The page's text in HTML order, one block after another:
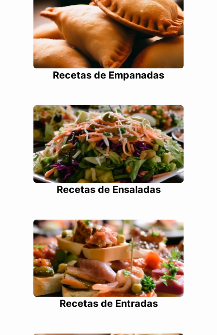
Recetas de Empanadas
Recetas de Ensaladas
Recetas de Entradas